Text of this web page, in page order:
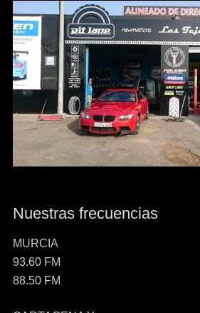
Nuestras frecuencias
MURCIA
93.60 FM
88.50 FM